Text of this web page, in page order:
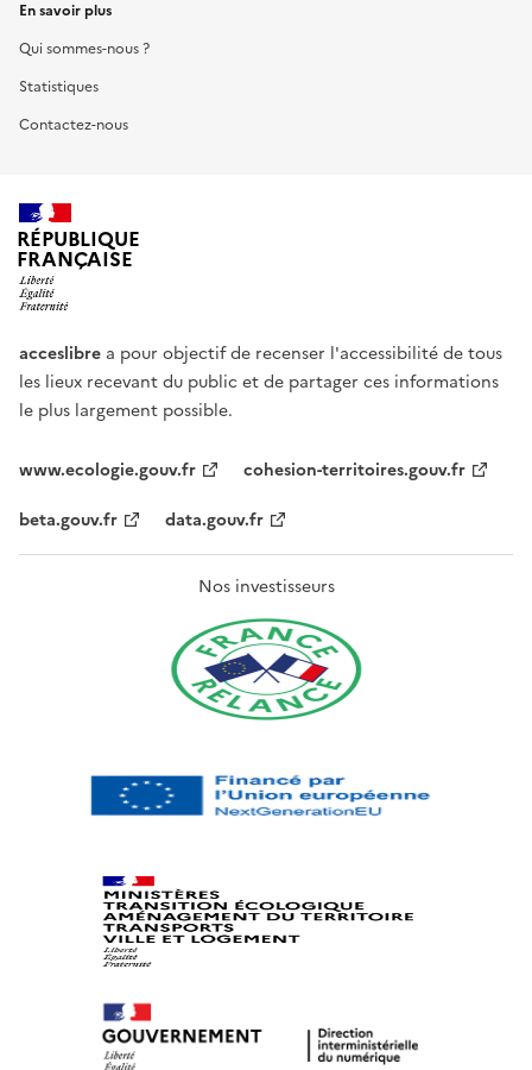
En savoir plus
Qui sommes-nous ?
Statistiques
Contactez-nous
RÉPUBLIQUE
FRANÇAISE
acceslibre a pour objectif de recenser l'accessibilité de tous
les lieux recevant du public et de partager ces informations
le plus largement possible.
www.ecologie.gouv.fr
cohesion-territoires.gouv.fr
beta.gouv.fr
data.gouv.fr
Nos investisseurs